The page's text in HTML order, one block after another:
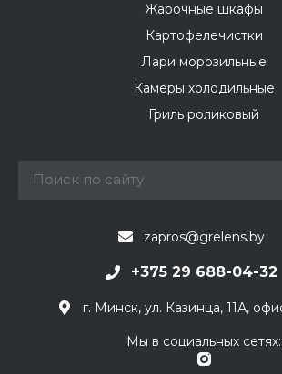
Жарочные шкафы
Картофелечистки
Лари морозильные
Камеры холодильные
Гриль роликовый
zapros@grelens.by
+375 29 688-04-32
г. Минск, ул. Казинца, 11А,
Мы в социальных сетях: